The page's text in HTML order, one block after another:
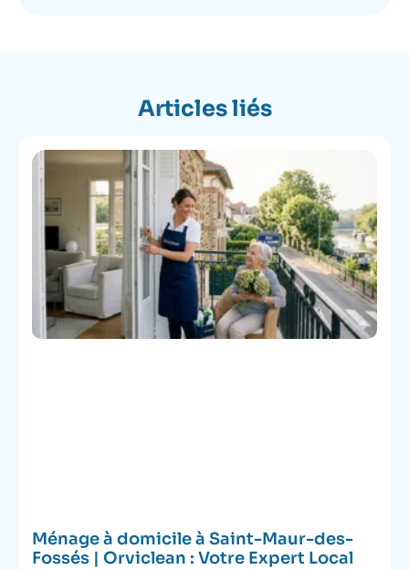
Articles liés
Ménage à domicile à Saint-Maur-des-
Fossés | Orviclean : Votre Expert Local